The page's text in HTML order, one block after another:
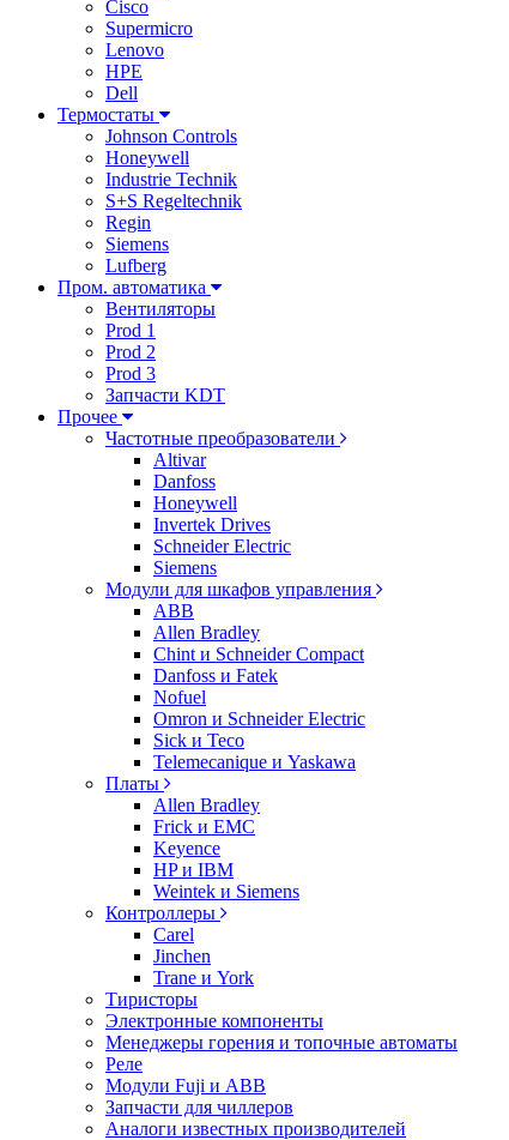
Cisco
Supermicro
Lenovo
HPE
Dell
Термостаты
Johnson Controls
Honeywell
Industrie Technik
S+S Regeltechnik
Regin
Siemens
Lufberg
Пром. автоматика
Вентиляторы
Prod 1
Prod 2
Prod 3
Запчасти KDT
Прочее
Частотные преобразователи
Altivar
Danfoss
Honeywell
Invertek Drives
Schneider Electric
Siemens
Модули для шкафов управления
ABB
Allen Bradley
Chint и Schneider Compact
Danfoss и Fatek
Nofuel
Omron и Schneider Electric
Sick и Teco
Telemecanique и Yaskawa
Платы
Allen Bradley
Frick и EMC
Keyence
HP и IBM
Weintek и Siemens
Контроллеры
Carel
Jinchen
Trane и York
Тиристоры
Электронные компоненты
Менеджеры горения и топочные автоматы
Реле
Модули Fuji и ABB
Запчасти для чиллеров
Аналоги известных производителей